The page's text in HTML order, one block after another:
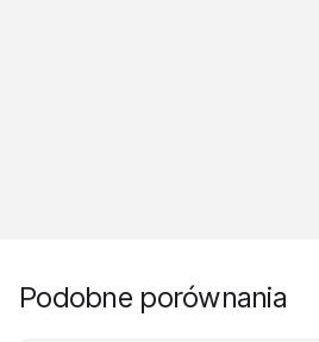
Podobne porównania